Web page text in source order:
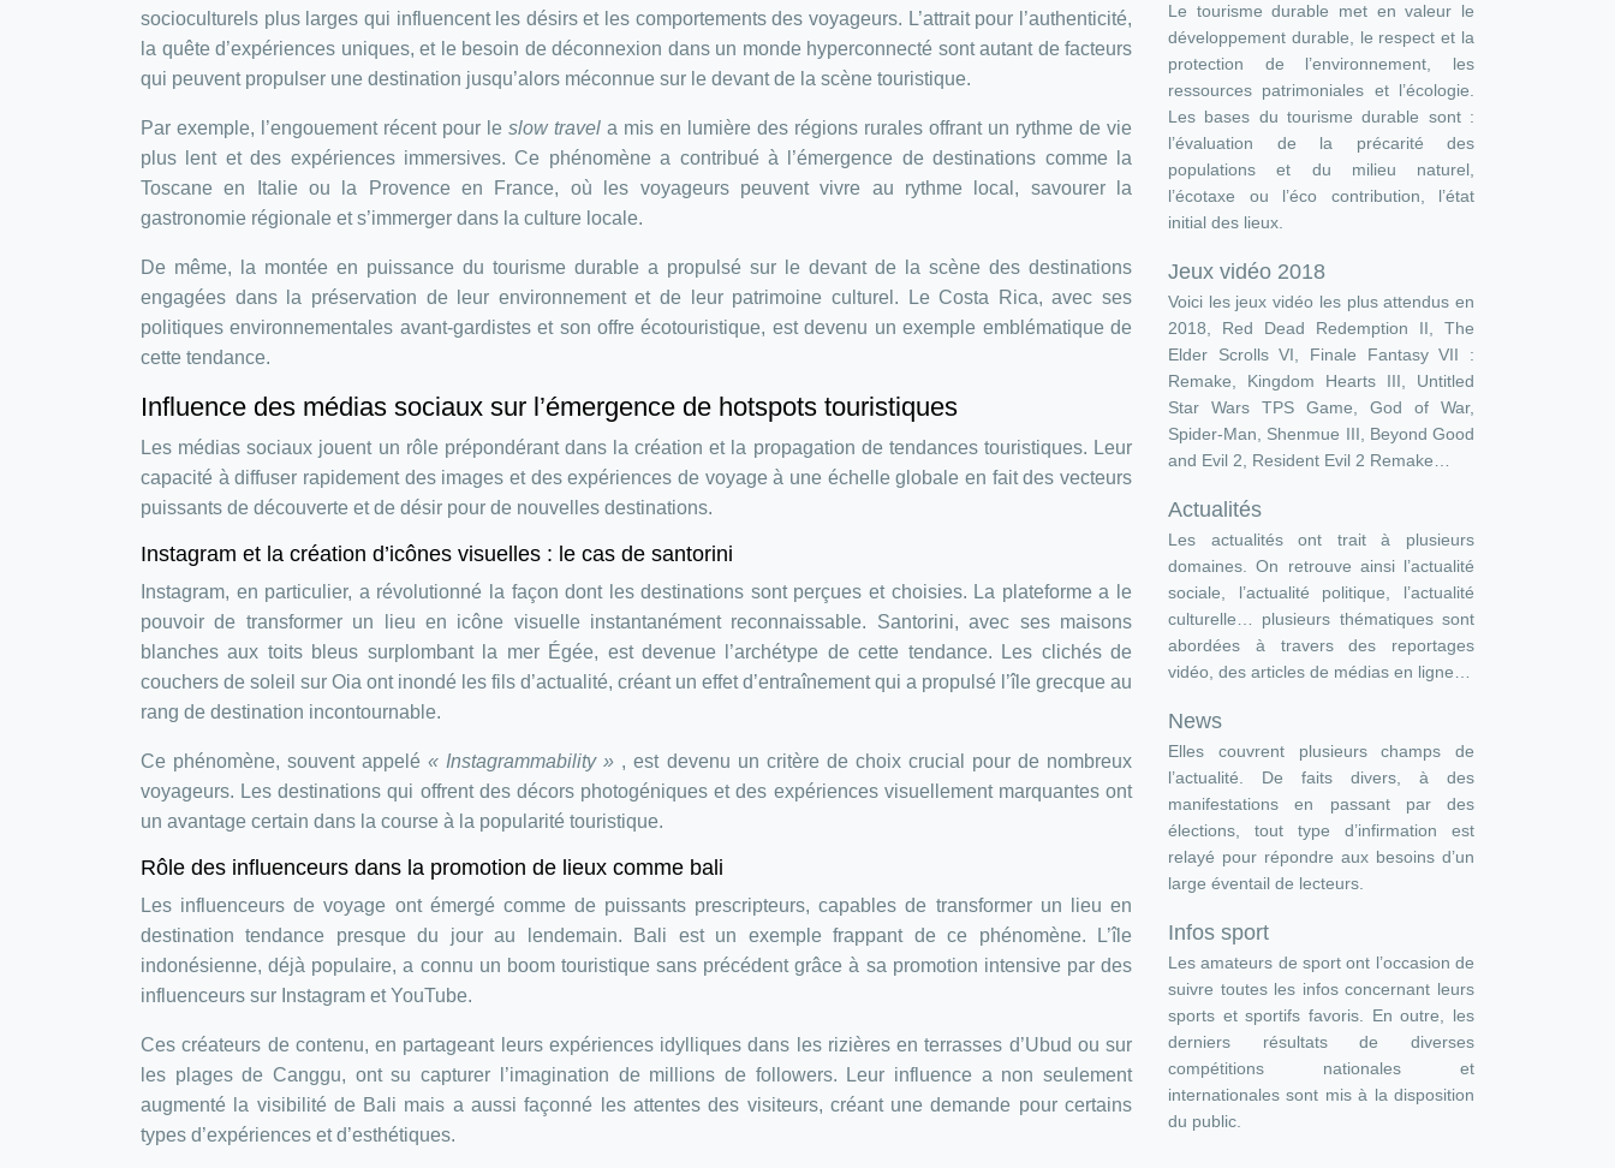
socioculturels plus larges qui influencent les désirs et les comportements des voyageurs. L’attrait pour l’authenticité,
la quête d’expériences uniques, et le besoin de déconnexion dans un monde hyperconnecté sont autant de facteurs
qui peuvent propulser une destination jusqu’alors méconnue sur le devant de la scène touristique.
Par exemple, l’engouement récent pour le slow travel a mis en lumière des régions rurales offrant un rythme de vie
plus lent et des expériences immersives. Ce phénomène a contribué à l’émergence de destinations comme la
Toscane en Italie ou la Provence en France, où les voyageurs peuvent vivre au rythme local, savourer la
gastronomie régionale et s’immerger dans la culture locale.
De même, la montée en puissance du tourisme durable a propulsé sur le devant de la scène des destinations
engagées dans la préservation de leur environnement et de leur patrimoine culturel. Le Costa Rica, avec ses
politiques environnementales avant-gardistes et son offre écotouristique, est devenu un exemple emblématique de
cette tendance.
Influence des médias sociaux sur l’émergence de hotspots touristiques
Les médias sociaux jouent un rôle prépondérant dans la création et la propagation de tendances touristiques. Leur
capacité à diffuser rapidement des images et des expériences de voyage à une échelle globale en fait des vecteurs
puissants de découverte et de désir pour de nouvelles destinations.
Instagram et la création d’icônes visuelles : le cas de santorini
Instagram, en particulier, a révolutionné la façon dont les destinations sont perçues et choisies. La plateforme a le
pouvoir de transformer un lieu en icône visuelle instantanément reconnaissable. Santorini, avec ses maisons
blanches aux toits bleus surplombant la mer Égée, est devenue l’archétype de cette tendance. Les clichés de
couchers de soleil sur Oia ont inondé les fils d’actualité, créant un effet d’entraînement qui a propulsé l’île grecque au
rang de destination incontournable.
Ce phénomène, souvent appelé« Instagrammability » , est devenu un critère de choix crucial pour de nombreux
voyageurs. Les destinations qui offrent des décors photogéniques et des expériences visuellement marquantes ont
un avantage certain dans la course à la popularité touristique.
Rôle des influenceurs dans la promotion de lieux comme bali
Les influenceurs de voyage ont émergé comme de puissants prescripteurs, capables de transformer un lieu en
destination tendance presque du jour au lendemain. Bali est un exemple frappant de ce phénomène. L’île
indonésienne, déjà populaire, a connu un boom touristique sans précédent grâce à sa promotion intensive par des
influenceurs sur Instagram et YouTube.
Ces créateurs de contenu, en partageant leurs expériences idylliques dans les rizières en terrasses d’Ubud ou sur
les plages de Canggu, ont su capturer l’imagination de millions de followers. Leur influence a non seulement
augmenté la visibilité de Bali mais a aussi façonné les attentes des visiteurs, créant une demande pour certains
types d’expériences et d’esthétiques.
Le tourisme durable met en valeur le
développement durable, le respect et la
protection de l’environnement, les
ressources patrimoniales et l’écologie.
Les bases du tourisme durable sont :
l’évaluation de la précarité des
populations et du milieu naturel,
l’écotaxe ou l’éco contribution, l’état
initial des lieux.
Jeux vidéo 2018
Voici les jeux vidéo les plus attendus en
2018, Red Dead Redemption II, The
Elder Scrolls VI, Finale Fantasy VII :
Remake, Kingdom Hearts III, Untitled
Star Wars TPS Game, God of War,
Spider-Man, Shenmue III, Beyond Good
and Evil 2, Resident Evil 2 Remake…
Actualités
Les actualités ont trait à plusieurs
domaines. On retrouve ainsi l’actualité
sociale, l’actualité politique, l’actualité
culturelle… plusieurs thématiques sont
abordées à travers des reportages
vidéo, des articles de médias en ligne…
News
Elles couvrent plusieurs champs de
l’actualité. De faits divers, à des
manifestations en passant par des
élections, tout type d’infirmation est
relayé pour répondre aux besoins d’un
large éventail de lecteurs.
Infos sport
Les amateurs de sport ont l’occasion de
suivre toutes les infos concernant leurs
sports et sportifs favoris. En outre, les
derniers résultats de diverses
compétitions nationales et
internationales sont mis à la disposition
du public.